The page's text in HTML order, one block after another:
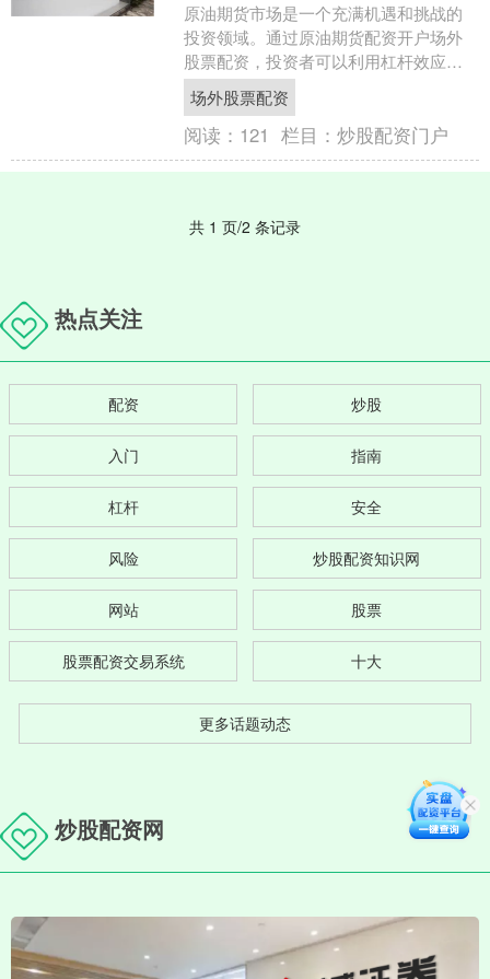
原油期货市场是一个充满机遇和挑战的
投资领域。通过原油期货配资开户场外
股票配资，投资者可以利用杠杆效应放
大收益，同时也有可能放大风险。 * **资
金放大：**配资....
场外股票配资
阅读： 121 栏目：炒股配资门户
共 1 页/2 条记录
热点关注
配资 炒股
入门 指南
杠杆 安全
风险 炒股配资知识网
网站 股票
股票配资交易系统 十大
更多话题动态
炒股配资网